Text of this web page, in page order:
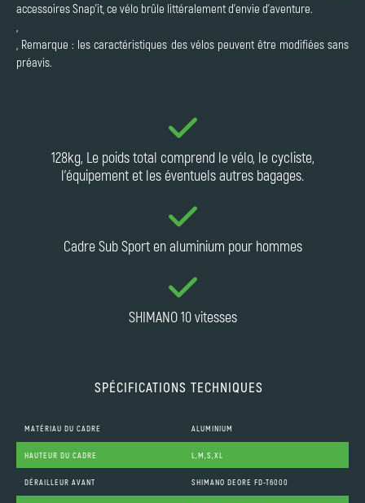
accessoires Snap'it, ce vélo brûle littéralement d'envie d'aventure.
, Remarque : les caractéristiques des vélos peuvent être modifiées sans
préavis.
128kg, Le poids total comprend le vélo, le cycliste,
l'équipement et les éventuels autres bagages.
Cadre Sub Sport en aluminium pour hommes
SHIMANO 10 vitesses
SPÉCIFICATIONS TECHNIQUES
MATÉRIAU DU CADRE ALUMINIUM
HAUTEUR DU CADRE L,M,S,XL
DÉRAILLEUR AVANT SHIMANO DEORE FD-T6000